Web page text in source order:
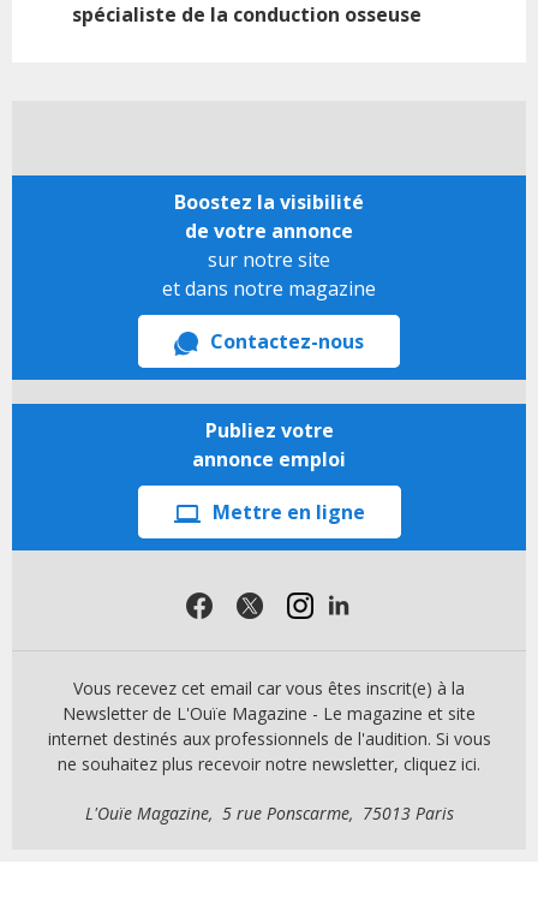
spécialiste de la conduction osseuse
Boostez la visibilité
de votre annonce
sur notre site
et dans notre magazine
Contactez-nous
Publiez votre
annonce emploi
Mettre en ligne
Vous recevez cet email car vous êtes inscrit(e) à la
Newsletter de L'Ouïe Magazine - Le magazine et site
internet destinés aux professionnels de l'audition. Si vous
ne souhaitez plus recevoir notre newsletter, cliquez ici.
L'Ouïe Magazine, 5 rue Ponscarme, 75013 Paris